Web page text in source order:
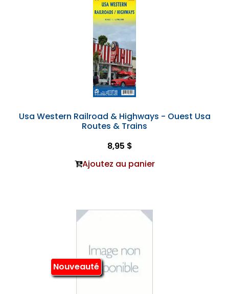
Usa Western Railroad & Highways - Ouest Usa
Routes & Trains
8,95 $
Ajoutez au panier
Nouveauté